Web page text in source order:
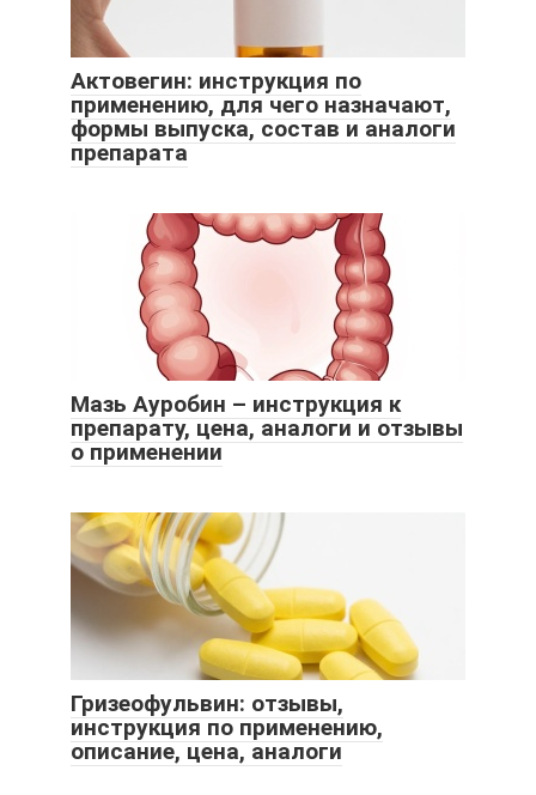
Актовегин: инструкция по
применению, для чего назначают,
формы выпуска, состав и аналоги
препарата
Мазь Ауробин – инструкция к
препарату, цена, аналоги и отзывы
о применении
Гризеофульвин: отзывы,
инструкция по применению,
описание, цена, аналоги